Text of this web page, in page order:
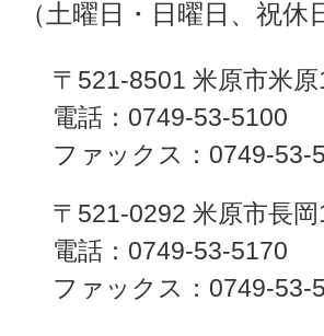
（土曜日・日曜日、祝
〒521-8501 米原市米
電話：0749-53-5100
ファックス：0749-53-
〒521-0292 米原市長
電話：0749-53-5170
ファックス：0749-53-